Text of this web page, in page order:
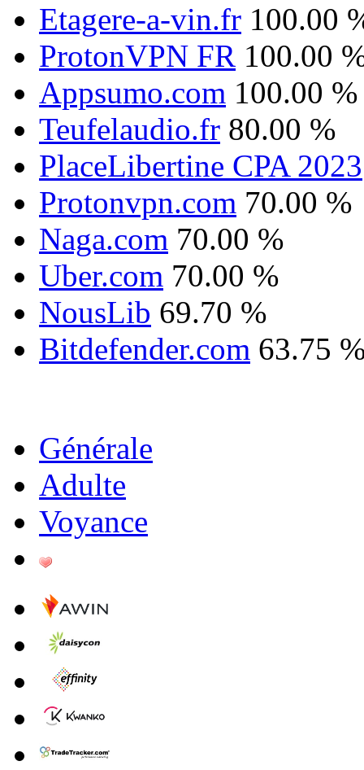
Etagere-a-vin.fr 100.00
ProtonVPN FR 100.00
Appsumo.com 100.00 %
Teufelaudio.fr 80.00 %
PlaceLibertine CPA 2023
Protonvpn.com 70.00 %
Naga.com 70.00 %
Uber.com 70.00 %
NousLib 69.70 %
Bitdefender.com 63.75
Générale
Adulte
Voyance